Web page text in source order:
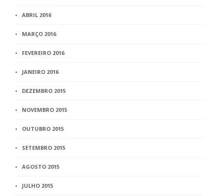
ABRIL 2016
MARÇO 2016
FEVEREIRO 2016
JANEIRO 2016
DEZEMBRO 2015
NOVEMBRO 2015
OUTUBRO 2015
SETEMBRO 2015
AGOSTO 2015
JULHO 2015